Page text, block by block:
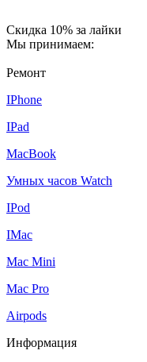
Скидка 10% за лайки
Мы принимаем:
Ремонт
IPhone
IPad
MacBook
Умных часов Watch
IPod
IMac
Mac Mini
Mac Pro
Airpods
Информация